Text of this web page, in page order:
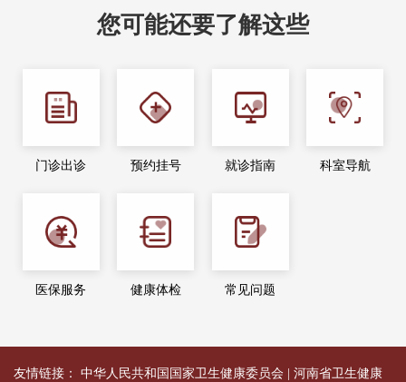
您可能还要了解这些
门诊出诊 预约挂号 就诊指南 科室导航
医保服务 健康体检 常见问题
友情链接： 中华人民共和国国家卫生健康委员会
河南省卫生健康